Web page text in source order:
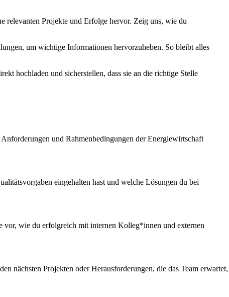
relevanten Projekte und Erfolge hervor. Zeig uns, wie du
um wichtige Informationen hervorzuheben. So bleibt alles
hochladen und sicherstellen, dass sie an die richtige Stelle
und Rahmenbedingungen der Energiewirtschaft
eingehalten hast und welche Lösungen du bei
vor, wie du erfolgreich mit internen Kolleg*innen und externen
nächsten Projekten oder Herausforderungen, die das Team erwartet,